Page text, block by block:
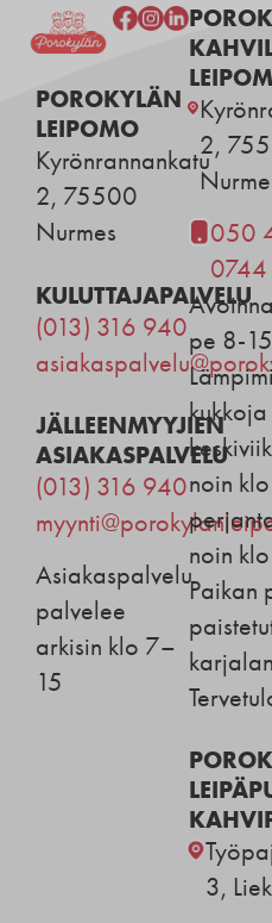
POROKYLÄN
LEIPOMO
Kyrönrannankatu
2, 75500
Nurmes
KULUTTAJAPALVELU
(013) 316 940
JÄLLEENMYYJIEN
ASIAKASPALVELU
(013) 316 940
Asiakaspalvelu
palvelee
arkisin klo 7–
15
2,
050
0744
pe 8-
kukkoja
noin
noin
Paikan
3,